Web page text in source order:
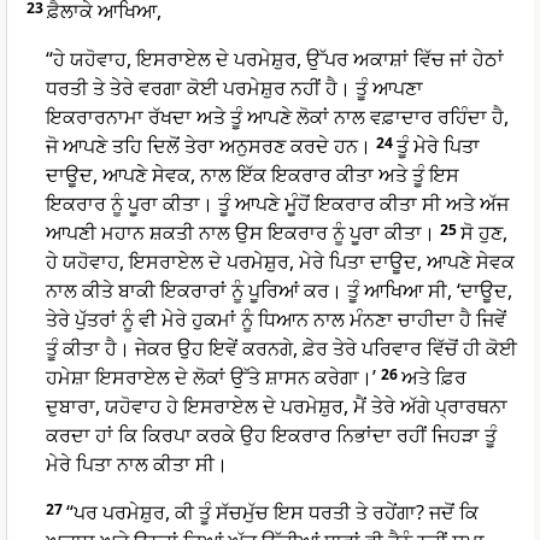
23ਫ਼ੈਲਾਕੇ ਆਖਿਆ,
“ਹੇ ਯਹੋਵਾਹ, ਇਸਰਾਏਲ ਦੇ ਪਰਮੇਸ਼ੁਰ, ਉੱਪਰ ਅਕਾਸ਼ਾਂ ਵਿੱਚ ਜਾਂ ਹੇਠਾਂ
ਧਰਤੀ ਤੇ ਤੇਰੇ ਵਰਗਾ ਕੋਈ ਪਰਮੇਸ਼ੁਰ ਨਹੀਂ ਹੈ। ਤੂੰ ਆਪਣਾ
ਇਕਰਾਰਨਾਮਾ ਰੱਖਦਾ ਅਤੇ ਤੂੰ ਆਪਣੇ ਲੋਕਾਂ ਨਾਲ ਵਫ਼ਾਦਾਰ ਰਹਿੰਦਾ ਹੈ,
ਜੋ ਆਪਣੇ ਤਹਿ ਦਿਲੋਂ ਤੇਰਾ ਅਨੁਸਰਣ ਕਰਦੇ ਹਨ। 24ਤੂੰ ਮੇਰੇ ਪਿਤਾ
ਦਾਊਦ, ਆਪਣੇ ਸੇਵਕ, ਨਾਲ ਇੱਕ ਇਕਰਾਰ ਕੀਤਾ ਅਤੇ ਤੂੰ ਇਸ
ਇਕਰਾਰ ਨੂੰ ਪੂਰਾ ਕੀਤਾ। ਤੂੰ ਆਪਣੇ ਮੂੰਹੋਂ ਇਕਰਾਰ ਕੀਤਾ ਸੀ ਅਤੇ ਅੱਜ
ਆਪਣੀ ਮਹਾਨ ਸ਼ਕਤੀ ਨਾਲ ਉਸ ਇਕਰਾਰ ਨੂੰ ਪੂਰਾ ਕੀਤਾ। 25ਸੋ ਹੁਣ,
ਹੇ ਯਹੋਵਾਹ, ਇਸਰਾਏਲ ਦੇ ਪਰਮੇਸ਼ੁਰ, ਮੇਰੇ ਪਿਤਾ ਦਾਊਦ, ਆਪਣੇ ਸੇਵਕ
ਨਾਲ ਕੀਤੇ ਬਾਕੀ ਇਕਰਾਰਾਂ ਨੂੰ ਪੂਰਿਆਂ ਕਰ। ਤੂੰ ਆਖਿਆ ਸੀ, ‘ਦਾਊਦ,
ਤੇਰੇ ਪੁੱਤਰਾਂ ਨੂੰ ਵੀ ਮੇਰੇ ਹੁਕਮਾਂ ਨੂੰ ਧਿਆਨ ਨਾਲ ਮੰਨਣਾ ਚਾਹੀਦਾ ਹੈ ਜਿਵੇਂ
ਤੂੰ ਕੀਤਾ ਹੈ। ਜੇਕਰ ਉਹ ਇਵੇਂ ਕਰਨਗੇ, ਫ਼ੇਰ ਤੇਰੇ ਪਰਿਵਾਰ ਵਿੱਚੋਂ ਹੀ ਕੋਈ
ਹਮੇਸ਼ਾ ਇਸਰਾਏਲ ਦੇ ਲੋਕਾਂ ਉੱਤੇ ਸ਼ਾਸਨ ਕਰੇਗਾ।’ 26ਅਤੇ ਫ਼ਿਰ
ਦੁਬਾਰਾ, ਯਹੋਵਾਹ ਹੇ ਇਸਰਾਏਲ ਦੇ ਪਰਮੇਸ਼ੁਰ, ਮੈਂ ਤੇਰੇ ਅੱਗੇ ਪ੍ਰਾਰਥਨਾ
ਕਰਦਾ ਹਾਂ ਕਿ ਕਿਰਪਾ ਕਰਕੇ ਉਹ ਇਕਰਾਰ ਨਿਭਾਂਦਾ ਰਹੀਂ ਜਿਹੜਾ ਤੂੰ
ਮੇਰੇ ਪਿਤਾ ਨਾਲ ਕੀਤਾ ਸੀ।
27“ਪਰ ਪਰਮੇਸ਼ੁਰ, ਕੀ ਤੂੰ ਸੱਚਮੁੱਚ ਇਸ ਧਰਤੀ ਤੇ ਰਹੇਂਗਾ? ਜਦੋਂ ਕਿ